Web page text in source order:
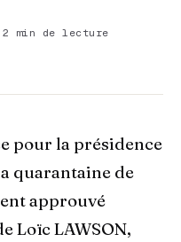
min de lecture
pour la présidence
quarantaine de
approuvé
Loïc LAWSON,